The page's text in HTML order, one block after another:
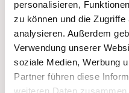
personalisieren,
zu können und die
analysieren. Außerdem
Verwendung unserer
soziale Medien, Werbung
Partner führen diese
weiteren Daten